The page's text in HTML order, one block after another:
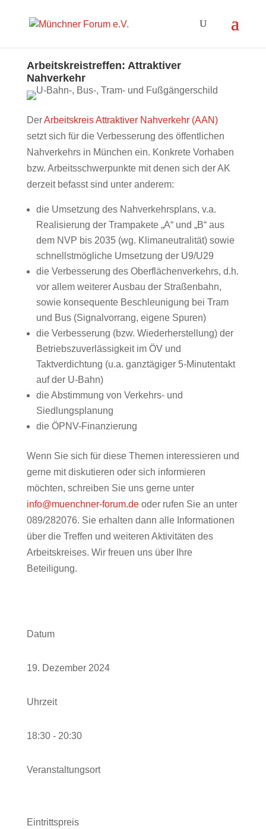
Arbeitskreistreffen: Attraktiver
Nahverkehr
DerArbeitskreis Attraktiver Nahverkehr (AAN)
setzt sich für die Verbesserung des öffentlichen
Nahverkehrs in München ein. Konkrete Vorhaben
bzw. Arbeitsschwerpunkte mit denen sich der AK
derzeit befasst sind unter anderem:
die Umsetzung des Nahverkehrsplans, v.a.
Realisierung der Trampakete „A“ und „B“ aus
dem NVP bis 2035 (wg. Klimaneutralität) sowie
schnellstmögliche Umsetzung der U9/U29
die Verbesserung des Oberflächenverkehrs, d.h.
vor allem weiterer Ausbau der Straßenbahn,
sowie konsequente Beschleunigung bei Tram
und Bus (Signalvorrang, eigene Spuren)
die Verbesserung (bzw. Wiederherstellung) der
Betriebszuverlässigkeit im ÖV und
Taktverdichtung (u.a. ganztägiger 5-Minutentakt
auf der U-Bahn)
die Abstimmung von Verkehrs- und
Siedlungsplanung
die ÖPNV-Finanzierung
Wenn Sie sich für diese Themen interessieren und
gerne mit diskutieren oder sich informieren
möchten, schreiben Sie uns gerne unter
info@muenchner-forum.deoder rufen Sie an unter
089/282076. Sie erhalten dann alle Informationen
über die Treffen und weiteren Aktivitäten des
Arbeitskreises. Wir freuen uns über Ihre
Beteiligung.
Datum
19. Dezember 2024
Uhrzeit
18:30 - 20:30
Veranstaltungsort
Eintrittspreis